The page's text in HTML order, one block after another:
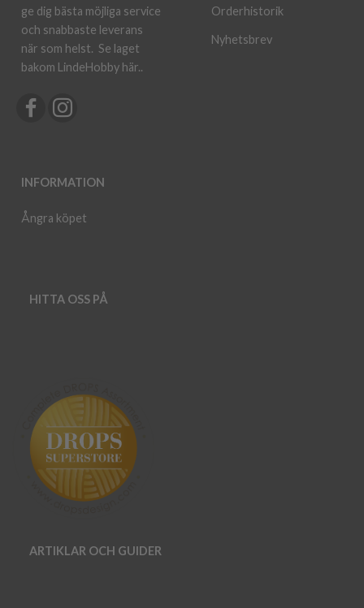
ge dig bästa möjliga service
och snabbaste leverans
när som helst. Se laget
bakom LindeHobby här..
INFORMATION
Ångra köpet
Orderhistorik
Nyhetsbrev
HITTA OSS PÅ
ARTIKLAR OCH GUIDER